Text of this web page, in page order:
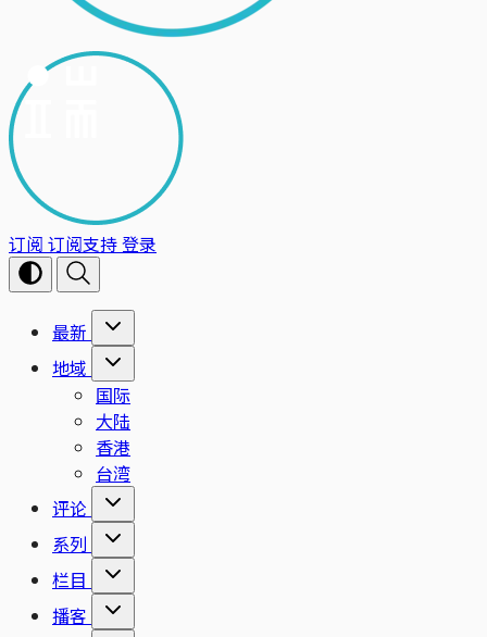
订阅 订阅支持登录
最新
地域
国际
大陆
香港
台湾
评论
系列
栏目
播客